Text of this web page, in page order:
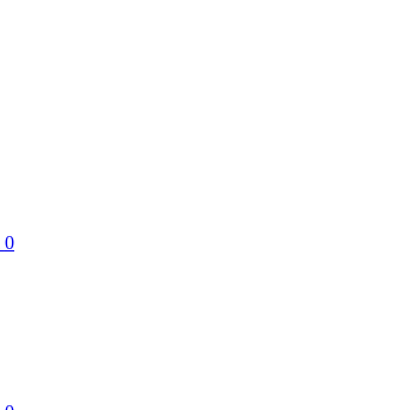
0